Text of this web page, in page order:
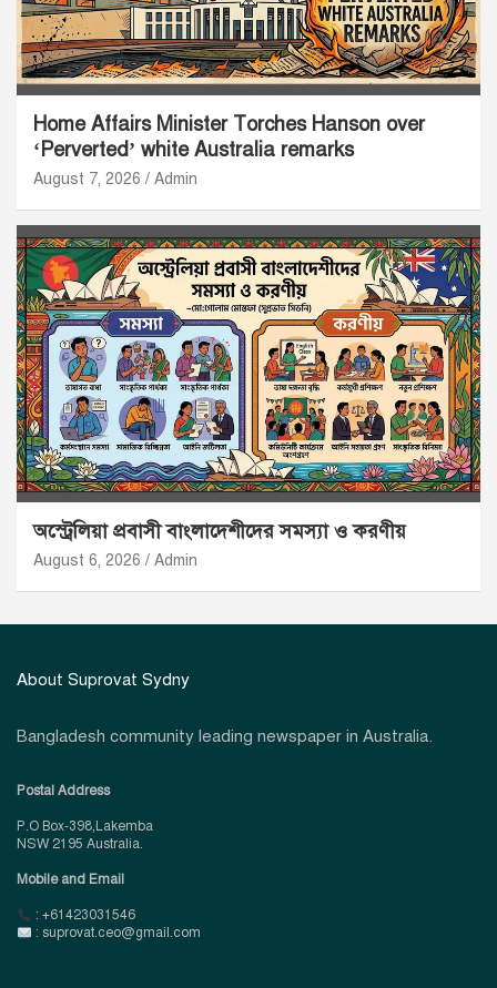
Home Affairs Minister Torches Hanson over
‘Perverted’ white Australia remarks
August 7, 2026 Admin
অস্ট্রেলিয়া প্রবাসী বাংলাদেশীদের সমস্যা ও করণীয়
August 6, 2026 Admin
About Suprovat Sydny
Bangladesh community leading newspaper in Australia.
Postal Address
P.O Box-398,Lakemba
NSW 2195 Australia.
Mobile and Email
: +61423031546
: suprovat.ceo@gmail.com